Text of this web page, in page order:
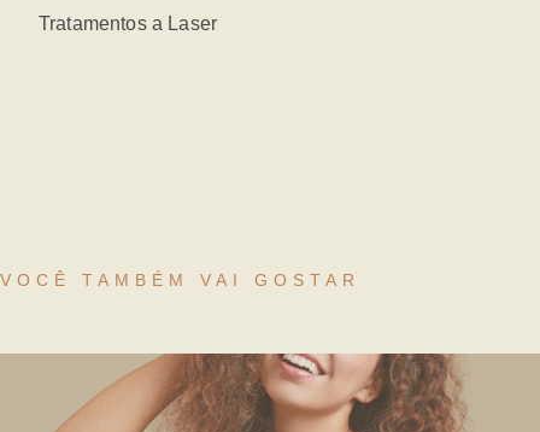
Tratamentos a Laser
VOCÊ TAMBÉM VAI GOSTAR